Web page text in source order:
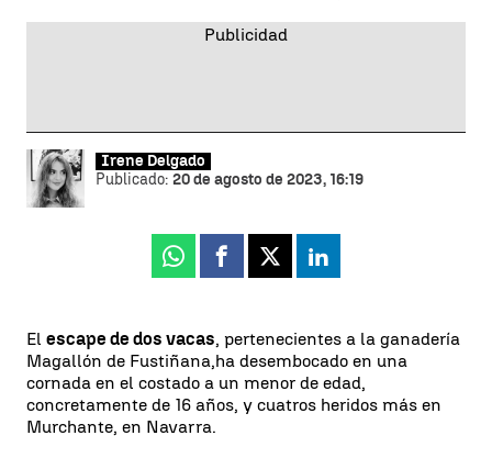
Irene Delgado
Publicado: 20 de agosto de 2023, 16:19
Whatsapp
Facebook
X Linkedin
El escape de dos vacas, pertenecientes a la ganadería
Magallón de Fustiñana,ha desembocado en una
cornada en el costado a un menor de edad,
concretamente de 16 años, y cuatros heridos más en
Murchante, en Navarra.